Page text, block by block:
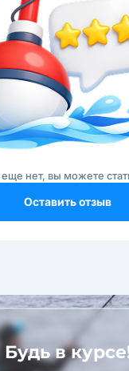
нет, вы можете
Оставить отзыв
Будь в